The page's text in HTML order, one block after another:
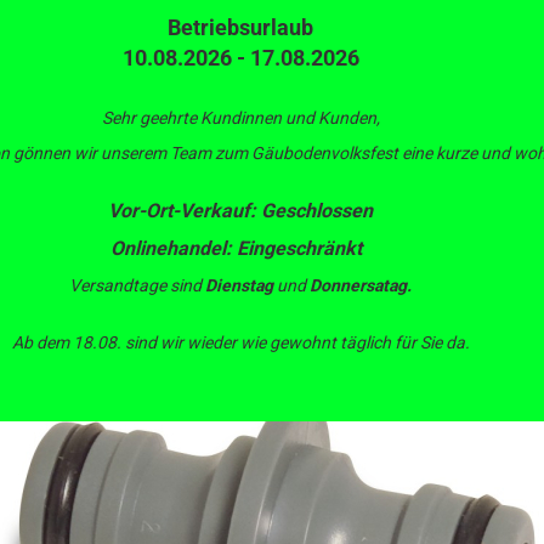
Betriebsurlaub
10.08.2026 - 17.08.2026
Sehr geehrte Kundinnen und Kunden,
gönnen wir unserem Team zum Gäubodenvolksfest eine kurze und
Vor-Ort-Verkauf: Geschlossen
Onlinehandel: Eingeschränkt
Versandtage sindDienstagundDonnersatag.
Ab dem 18.08. sind wir wieder wie gewohnt täglich für Sie da.
BEWÄSSERUNGSTECHNIK PUMPEN IBC
Wassertechnik » Schlauchkupplungen »
Universalgröße